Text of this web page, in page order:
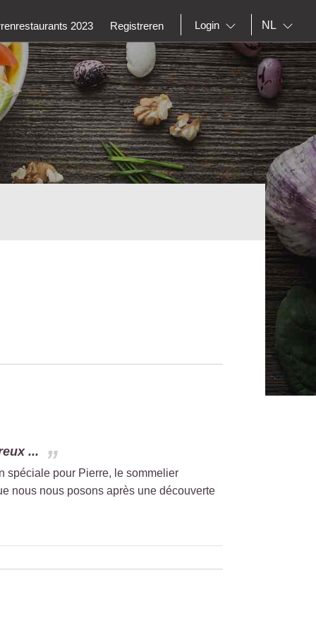
2023 Registreren Login NL
...
spéciale pour Pierre, le sommelier
nous nous posons après une découverte